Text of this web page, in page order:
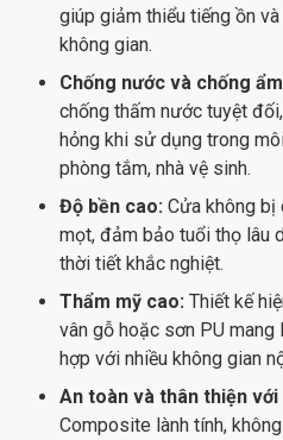
giúp giảm thiểu tiếng ồn
không gian.
Chống nước và chống
chống thấm nước tuyệt
hỏng khi sử dụng trong
phòng tắm, nhà vệ sinh.
Độ bền cao: Cửa không bị
mọt, đảm bảo tuổi thọ lâu
thời tiết khắc nghiệt.
Thẩm mỹ cao: Thiết kế
vân gỗ hoặc sơn PU
hợp với nhiều không gian
An toàn và thân thiện
Composite lành tính,